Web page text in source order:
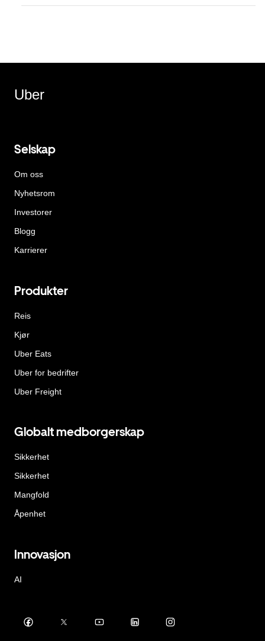
Uber
Selskap
Om oss
Nyhetsrom
Investorer
Blogg
Karrierer
Produkter
Reis
Kjør
Uber Eats
Uber for bedrifter
Uber Freight
Globalt medborgerskap
Sikkerhet
Sikkerhet
Mangfold
Åpenhet
Innovasjon
AI